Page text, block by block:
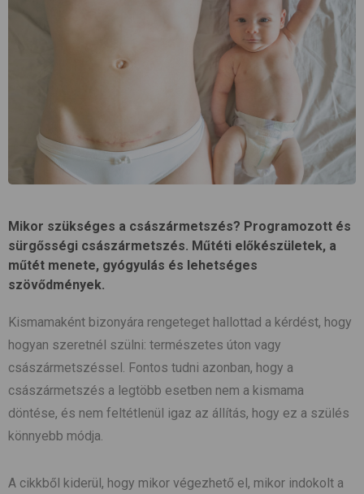
Mikor szükséges a császármetszés? Programozott és
sürgősségi császármetszés. Műtéti előkészületek, a
műtét menete, gyógyulás és lehetséges
szövődmények.
Kismamaként bizonyára rengeteget hallottad a kérdést, hogy
hogyan szeretnél szülni: természetes úton vagy
császármetszéssel. Fontos tudni azonban, hogy a
császármetszés a legtöbb esetben nem a kismama
döntése, és nem feltétlenül igaz az állítás, hogy ez a szülés
könnyebb módja.
A cikkből kiderül, hogy mikor végezhető el, mikor indokolt a